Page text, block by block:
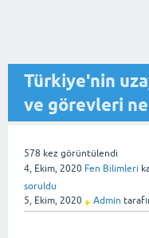
Türkiye'nin
ve görevleri
578 kez görüntülendi
4, Ekim, 2020 Fen Bilimleri
soruldu
5, Ekim, 2020 ♦ Admin